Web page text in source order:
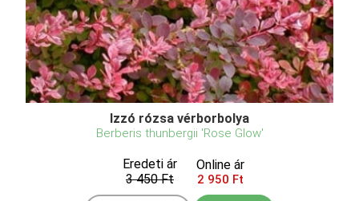
Izzó rózsa vérborbolya
Berberis thunbergii 'Rose Glow'
Eredeti ár
3 450 Ft
Online ár
2 950 Ft